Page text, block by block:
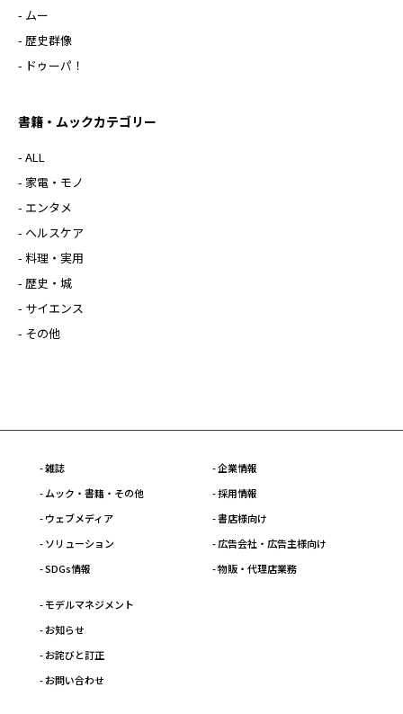
- ムー
- 歴史群像
- ドゥーパ！
書籍・ムックカテゴリー
- ALL
- 家電・モノ
- エンタメ
- ヘルスケア
- 料理・実用
- 歴史・城
- サイエンス
- その他
- 雑誌
- ムック・書籍・その他
- ウェブメディア
- ソリューション
- SDGs情報
- 企業情報
- 採用情報
- 書店様向け
- 広告会社・広告主様向け
- 物販・代理店業務
- モデルマネジメント
- お知らせ
- お詫びと訂正
- お問い合わせ